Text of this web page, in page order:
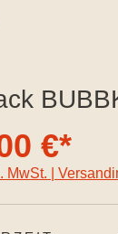
€*
MwSt. |